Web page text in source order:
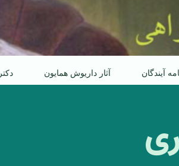
آیندگان آثار داریوش همایون